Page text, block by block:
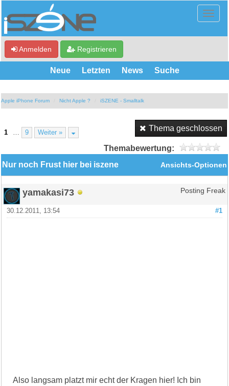
Anmelden Registrieren
Neue Letzten News Suche
Apple iPhone Forum Nicht Apple ? iSZENE - Smalltalk
1 9 Weiter » Thema geschlossen
Themabewertung:
Ansichts-Optionen
Nur noch Frust hier bei iszene
yamakasi73 Posting Freak
#1
30.12.2011, 13:54
Also langsam platzt mir echt der Kragen hier! Ich bin